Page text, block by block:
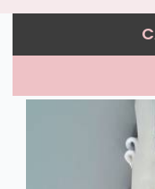
Candele Dipinte
Candele per